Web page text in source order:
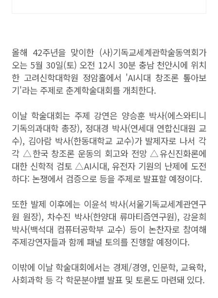
올해 42주년을 맞이한 (사)기독교세계관학술동역회가
오는 5월 30일(토) 오전 12시 30분 충남 천안시에 위치
한 고려신학대학원 정암홀에서 'AI시대 창조론 톺아보
기'라는 주제로 춘계학술대회를 개최한다.
이날 학술대회는 주제 강연은 양승훈 박사(에스와티니
기독의과대학 총장), 정대경 박사(연세대 연합신대원 교
수), 김아람 박사(한동대학교 교수)가 발제자로 나서 각
각 △한국 창조론 운동의 회고와 전망△유신진화론에
대한 신학적 검토△AI시대, 유전자 기원의 난제에 도전
하다: 논쟁에서 검증으로 등을 주제로 발표할 예정이다.
또한 발제 이후에는 이윤석 박사(서울기독교세계관연구
원 원장), 차수진 박사(한양대 류마티즘연구원), 강윤희
박사(백석대 컴퓨터공학부 교수) 등이 논찬자로 참여해
주제강연자들과 함께 패널 토의를 진행할 예정이다.
이밖에 이날 학술대회에서는 경제/경영, 인문학, 교육학,
사회과학 등각 학문분야별 발표 및 토론도 마련돼 있다.